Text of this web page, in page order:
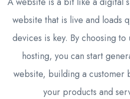
website that is live and loads
devices is key. By choosing to
hosting, you can start
website, building a customer
your products and